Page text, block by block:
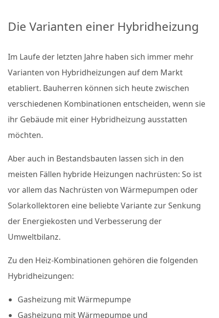
Die Varianten einer Hybridheizung
Im Laufe der letzten Jahre haben sich immer mehr
Varianten von Hybridheizungen auf dem Markt
etabliert. Bauherren können sich heute zwischen
verschiedenen Kombinationen entscheiden, wenn sie
ihr Gebäude mit einer Hybridheizung ausstatten
möchten.
Aber auch in Bestandsbauten lassen sich in den
meisten Fällen hybride Heizungen nachrüsten: So ist
vor allem das Nachrüsten von Wärmepumpen oder
Solarkollektoren eine beliebte Variante zur Senkung
der Energiekosten und Verbesserung der
Umweltbilanz.
Zu den Heiz-Kombinationen gehören die folgenden
Hybridheizungen:
Gasheizung mit Wärmepumpe
Gasheizung mit Wärmepumpe und